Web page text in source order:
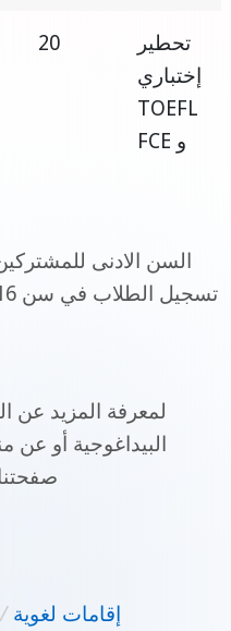
تحطير
إختباري
TOEFL
و FCE
20
لمعرفة المزيد عن
البيداغوجية أو عن
إقامات لغوية /